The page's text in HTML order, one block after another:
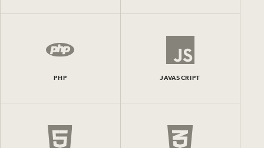
PHP JAVASCRIPT